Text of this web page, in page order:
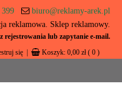
399
biuro@reklamy-arek.pl
reklamowa. Sklep reklamowy.
rejestrowania lub zapytanie e-mail.
się Koszyk: 0,00 zł ( 0 )